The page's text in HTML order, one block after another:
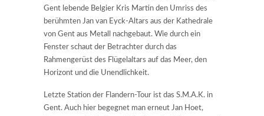
Gent lebende Belgier Kris Martin den Umriss des
berühmten Jan van Eyck-Altars aus der Kathedrale
von Gent aus Metall nachgebaut. Wie durch ein
Fenster schaut der Betrachter durch das
Rahmengerüst des Flügelaltars auf das Meer, den
Horizont und die Unendlichkeit.
Letzte Station der Flandern-Tour ist das S.M.A.K. in
Gent. Auch hier begegnet man erneut Jan Hoet,